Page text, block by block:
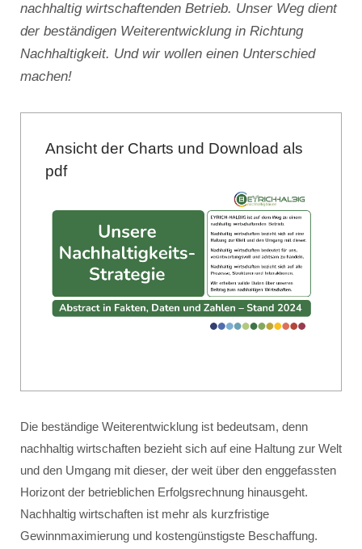
nachhaltig wirtschaftenden Betrieb. Unser Weg dient
der beständigen Weiterentwicklung in Richtung
Nachhaltigkeit. Und wir wollen einen Unterschied
machen!
Ansicht der Charts und Download als
pdf
Die beständige Weiterentwicklung ist bedeutsam, denn
nachhaltig wirtschaften bezieht sich auf eine Haltung zur Welt
und den Umgang mit dieser, der weit über den enggefassten
Horizont der betrieblichen Erfolgsrechnung hinausgeht.
Nachhaltig wirtschaften ist mehr als kurzfristige
Gewinnmaximierung und kostengünstigste Beschaffung.